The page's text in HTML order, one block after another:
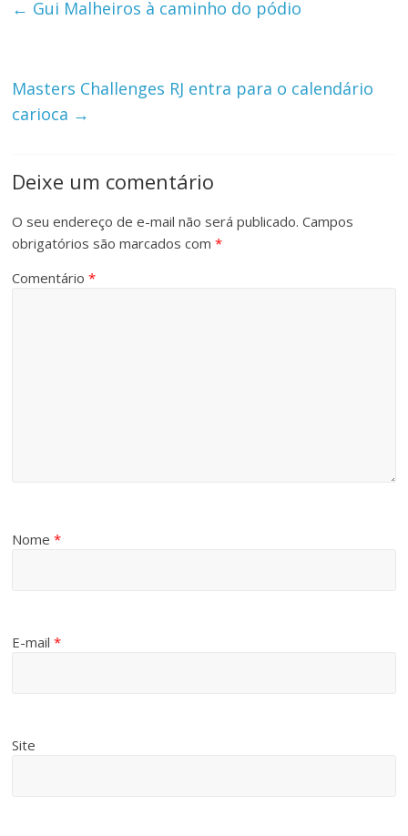
← Gui Malheiros à caminho do pódio
Masters Challenges RJ entra para o calendário
carioca →
Deixe um comentário
O seu endereço de e-mail não será publicado. Campos
obrigatórios são marcados com*
Comentário*
Nome*
E-mail*
Site